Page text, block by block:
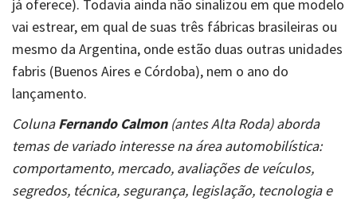
já oferece). Todavia ainda não sinalizou em que modelo
vai estrear, em qual de suas três fábricas brasileiras ou
mesmo da Argentina, onde estão duas outras unidades
fabris (Buenos Aires e Córdoba), nem o ano do
lançamento.
ColunaFernando Calmon(antes Alta Roda) aborda
temas de variado interesse na área automobilística:
comportamento, mercado, avaliações de veículos,
segredos, técnica, segurança, legislação, tecnologia e